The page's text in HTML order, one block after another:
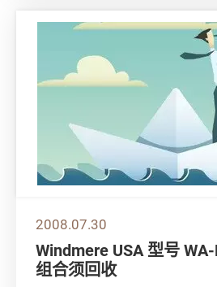
2008.07.30
Windmere USA 型号
组合须回收